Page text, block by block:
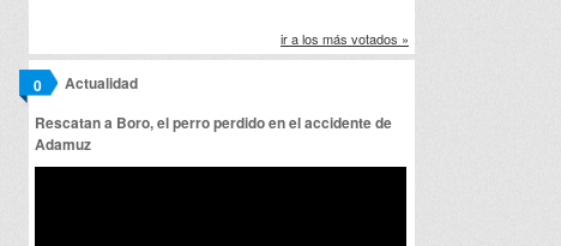
ir a los más votados »
Actualidad
0
Rescatan a Boro, el perro perdido en el accidente de
Adamuz